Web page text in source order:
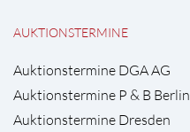
AUKTIONSTERMINE
Auktionstermine DGA AG
Auktionstermine P & B Berlin
Auktionstermine Dresden